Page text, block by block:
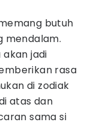
butuh
mendalam.
jadi
rasa
di zodiak
atas dan
sama si